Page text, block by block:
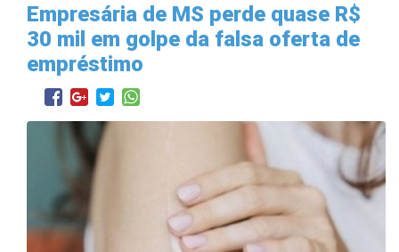
Empresária de MS perde quase R$
30 mil em golpe da falsa oferta de
empréstimo